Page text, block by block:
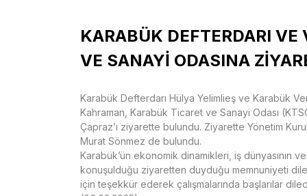
KARABÜK DEFTERDARI
VE SANAYİ ODASINA
Karabük Defterdarı Hülya Yelimlieş ve Karabük
Kahraman, Karabük Ticaret ve Sanayi Odası
Çapraz’ı ziyarette bulundu. Ziyarette Yönetim
Murat Sönmez de bulundu.
Karabük’ün ekonomik dinamikleri, iş dünyasının
konuşulduğu ziyaretten duyduğu memnuniyeti
için teşekkür ederek çalışmalarında başlarılar